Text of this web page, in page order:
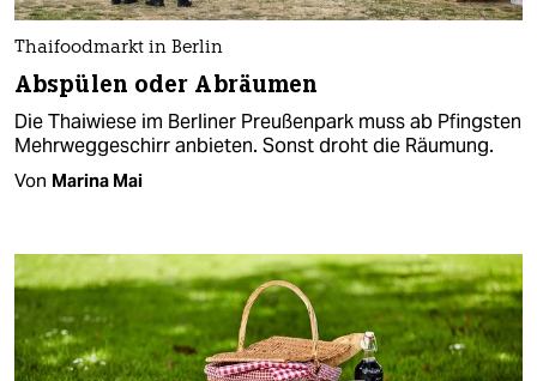
Thaifoodmarkt in Berlin
Abspülen oder Abräumen
Die Thaiwiese im Berliner Preußenpark muss ab Pfingsten
Mehrweggeschirr anbieten. Sonst droht die Räumung.
Von Marina Mai